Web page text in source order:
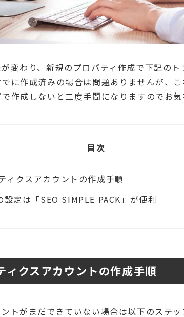
変わり、新規のプロパティ作成で下記の
に作成済みの場合は問題ありませんが、
作成しないと二度手間になりますのでお気
目次
ィクスアカウントの作成手順
定は「SEO SIMPLE PACK」が便利
クスアカウントの作成手順
トがまだできていない場合は以下のステ